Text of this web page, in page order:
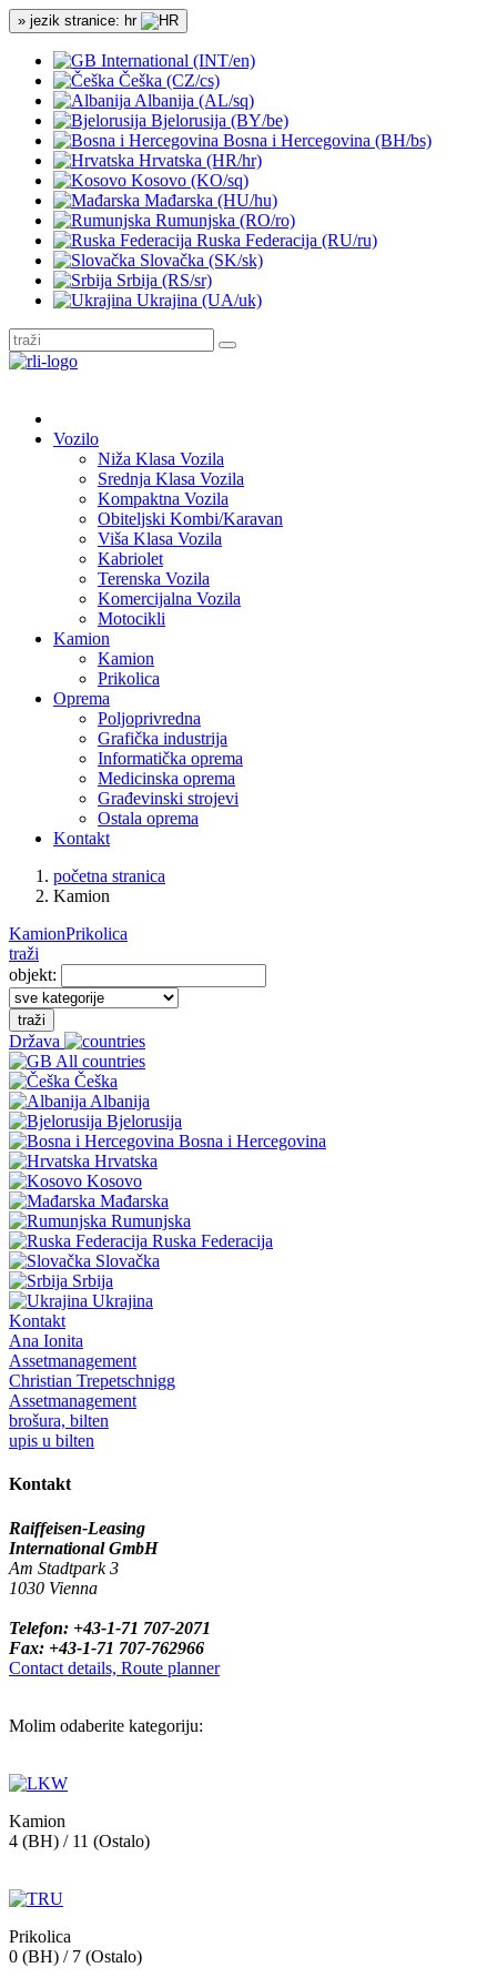
» jezik stranice: hr
International (INT/en)
Češka (CZ/cs)
Albanija (AL/sq)
Bjelorusija (BY/be)
Bosna i Hercegovina (BH/bs)
Hrvatska (HR/hr)
Kosovo (KO/sq)
Mađarska (HU/hu)
Rumunjska (RO/ro)
Ruska Federacija (RU/ru)
Slovačka (SK/sk)
Srbija (RS/sr)
Ukrajina (UA/uk)
Vozilo
Niža Klasa Vozila
Srednja Klasa Vozila
Kompaktna Vozila
Obiteljski Kombi/Karavan
Viša Klasa Vozila
Kabriolet
Terenska Vozila
Komercijalna Vozila
Motocikli
Kamion
Kamion
Prikolica
Oprema
Poljoprivredna
Grafička industrija
Informatička oprema
Medicinska oprema
Građevinski strojevi
Ostala oprema
Kontakt
početna stranica
Kamion
KamionPrikolica
traži
objekt:
traži
Država
All countries
Češka
Albanija
Bjelorusija
Bosna i Hercegovina
Hrvatska
Kosovo
Mađarska
Rumunjska
Ruska Federacija
Slovačka
Srbija
Ukrajina
Kontakt
Ana Ionita
Assetmanagement
Christian Trepetschnigg
Assetmanagement
brošura, bilten
upis u bilten
Kontakt
Raiffeisen-Leasing
International GmbH
Am Stadtpark 3
1030 Vienna
Telefon: +43-1-71 707-2071
Fax: +43-1-71 707-762966
Contact details, Route planner
Molim odaberite kategoriju:
Kamion
4 (BH) / 11 (Ostalo)
Prikolica
0 (BH) / 7 (Ostalo)